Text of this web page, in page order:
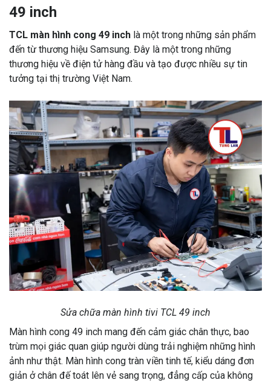
49 inch
TCL màn hình cong 49 inch là một trong những sản phẩm
đến từ thương hiệu Samsung. Đây là một trong những
thương hiệu về điện tử hàng đầu và tạo được nhiều sự tin
tưởng tại thị trường Việt Nam.
Sửa chữa màn hình tivi TCL 49 inch
Màn hình cong 49 inch mang đến cảm giác chân thực, bao
trùm mọi giác quan giúp người dùng trải nghiệm những hình
ảnh như thật. Màn hình cong tràn viền tinh tế, kiểu dáng đơn
giản ở chân đế toát lên vẻ sang trọng, đẳng cấp của không